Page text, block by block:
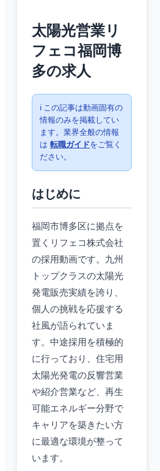
太陽光営業リ
フェコ福岡博
多の求人
ℹ️ この記事は動画固有の
情報のみを掲載してい
ます。業界全般の情報
は 転職ガイドをご覧く
ださい。
はじめに
福岡市博多区に拠点を
置くリフェコ株式会社
の採用動画です。九州
トップクラスの太陽光
発電販売実績を誇り、
個人の挑戦を応援する
社風が語られていま
す。中途採用を積極的
に行っており、住宅用
太陽光発電の反響営業
や紹介営業など、再生
可能エネルギー分野で
キャリアを築きたい方
に最適な環境が整って
います。